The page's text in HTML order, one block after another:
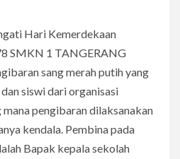
Hari Kemerdekaan
SMKN 1 TANGERANG
sang merah putih yang
siswi dari organisasi
mana pengibaran dilaksanakan
kendala. Pembina pada
Bapak kepala sekolah